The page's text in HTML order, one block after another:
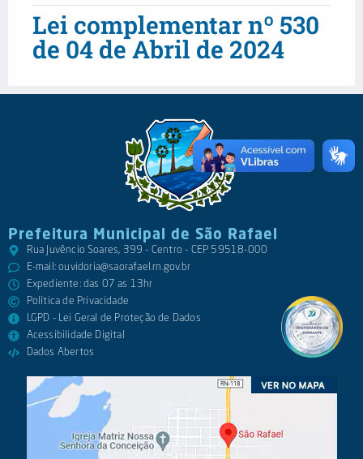
Lei complementar nº 530
de 04 de Abril de 2024
Prefeitura Municipal de São Rafael
Rua Juvêncio Soares, 399 - Centro - CEP 59518-000
E-mail:ouvidoria@saorafael.rn.gov.br
Expediente: das 07 as 13hr
Política de Privacidade
LGPD - Lei Geral de Proteção de Dados
Acessibilidade Digital
Dados Abertos